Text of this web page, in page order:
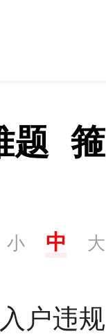
题  箍
小 中 大
户违规